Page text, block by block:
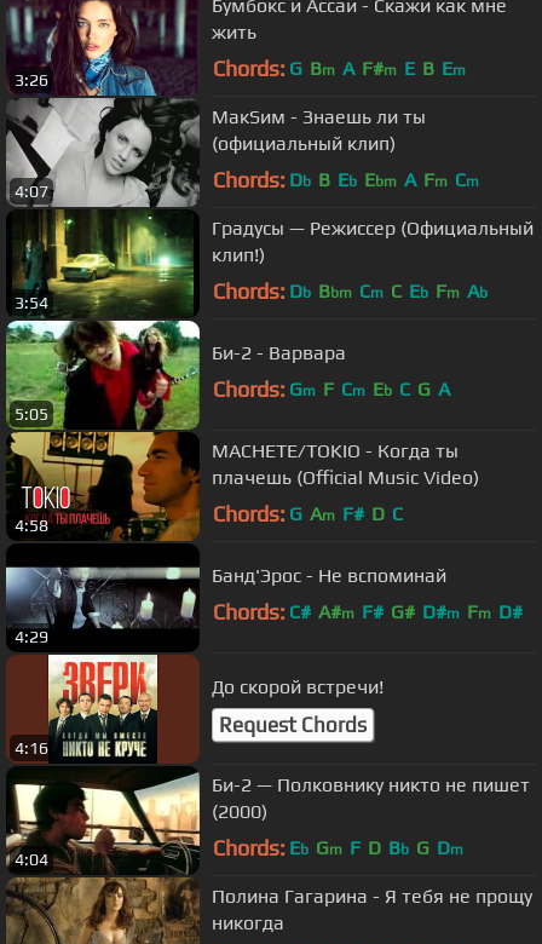
3:26
Бумбокс и Ассаи - Скажи как мне
жить
Chords: G Bm A F#m E B Em
4:07
МакSим - Знаешь ли ты
(официальный клип)
Chords: Db B Eb Ebm A Fm Cm
3:54
Градусы — Режиссер (Официальный
клип!)
Chords: Db Bbm Cm C Eb Fm Ab
5:05
Би-2 - Варвара
Chords: Gm F Cm Eb C G A
4:58
MACHETE/TOKIO - Когда ты
плачешь (Official Music Video)
Chords: G Am F# D C
4:29
Банд'Эрос - Не вспоминай
Chords: C# A#m F# G# D#m Fm D#
4:16
До скорой встречи!
Request Chords
4:04
Би-2 — Полковнику никто не пишет
(2000)
Chords: Eb Gm F D Bb G Dm
Полина Гагарина - Я тебя не прощу
никогда